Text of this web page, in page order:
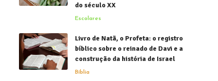
do século XX
Escolares
Livro de Natã, o Profeta: o registro
bíblico sobre o reinado de Davi e a
construção da história de Israel
Bíblia